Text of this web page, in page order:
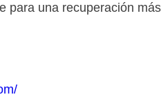
para una recuperación